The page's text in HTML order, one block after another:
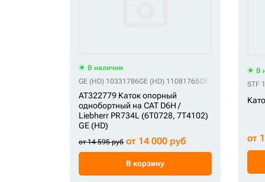
В наличии
GE (HD) 10331786GE (HD) 11081765GE (HD) 120-5746
AT322779 Каток опорный
однобортный на CAT D6H /
Liebherr PR734L (6T0728, 7T4102)
GE (HD)
от 14 595 руб от 14 000 руб
В корзину
В
STF
от